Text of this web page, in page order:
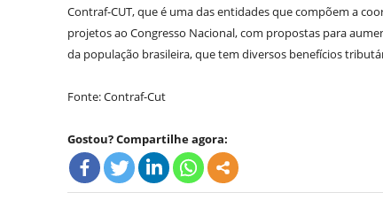
Contraf-CUT, que é uma das entidades que compõem a
projetos ao Congresso Nacional, com propostas para
da população brasileira, que tem diversos benefícios
Fonte: Contraf-Cut
Gostou? Compartilhe agora: